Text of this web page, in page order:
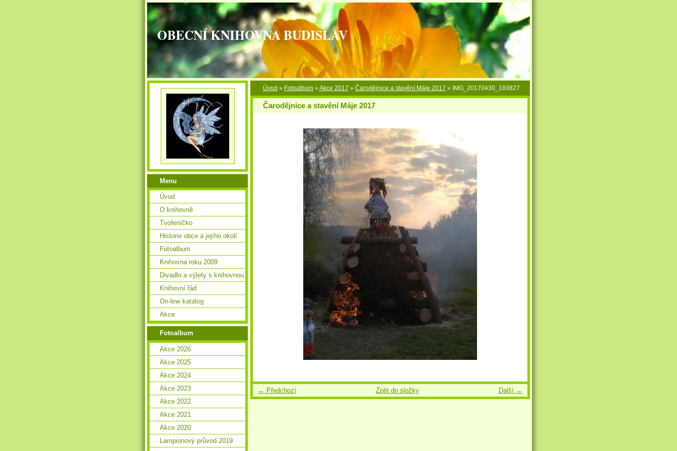
OBECNÍ KNIHOVNA BUDISLAV
Úvod » Fotoalbum »Akce 2017 » Čarodějnice a stavění Máje 2017 » IMG_20170430_183827
Čarodějnice a stavění Máje 2017
← Předchozí Další →
Zpět do složky
Menu
Úvod
O knihovně
Tvořeníčko
Historie obce a jejího okolí
Fotoalbum
Knihovna roku 2009
Divadlo a výlety s knihovnou
Knihovní řád
On-line katalog
Akce
Fotoalbum
Akce 2026
Akce 2025
Akce 2024
Akce 2023
Akce 2022
Akce 2021
Akce 2020
Lampionový průvod 2019